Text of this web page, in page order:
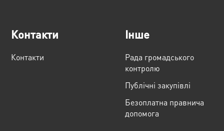
Контакти
Контакти
Інше
Рада громадського
контролю
Публічні закупівлі
Безоплатна правнича
допомога